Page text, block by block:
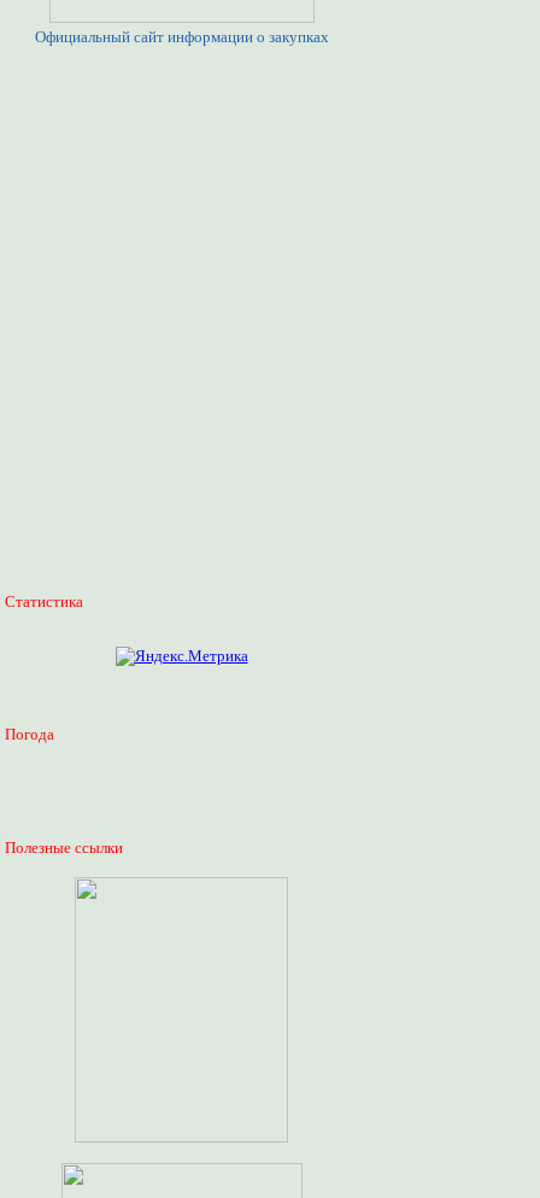
Официальный сайт информации о закупках
Статистика
Погода
Полезные ссылки